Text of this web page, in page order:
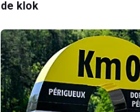
de klok